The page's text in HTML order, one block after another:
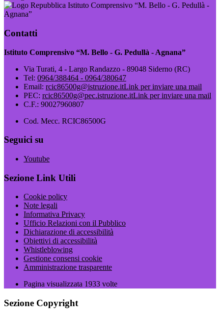
Istituto Comprensivo “M. Bello - G. Pedullà -
Agnana”
Contatti
Istituto Comprensivo “M. Bello - G. Pedullà - Agnana”
Via Turati, 4 - Largo Randazzo - 89048 Siderno (RC)
Tel: 0964/388464 - 0964/380647
Email: rcic86500g@istruzione.itLink per inviare una mail
PEC: rcic86500g@pec.istruzione.itLink per inviare una mail
C.F.: 90027960807
Cod. Mecc. RCIC86500G
Seguici su
Youtube
Sezione Link Utili
Cookie policy
Note legali
Informativa Privacy
Ufficio Relazioni con il Pubblico
Dichiarazione di accessibilità
Obiettivi di accessibilità
Whistleblowing
Gestione consensi cookie
Amministrazione trasparente
Pagina visualizzata 1933 volte
Sezione Copyright